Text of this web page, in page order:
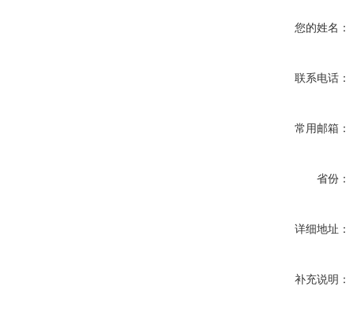
您的姓名：
联系电话：
常用邮箱：
省份：
详细地址：
补充说明：